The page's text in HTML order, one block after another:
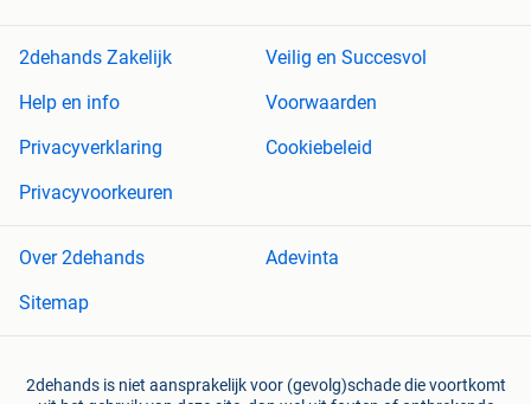
2dehands Zakelijk
Veilig en Succesvol
Help en info
Voorwaarden
Privacyverklaring
Cookiebeleid
Privacyvoorkeuren
Over 2dehands
Adevinta
Sitemap
2dehands is niet aansprakelijk voor (gevolg)schade die voortkomt